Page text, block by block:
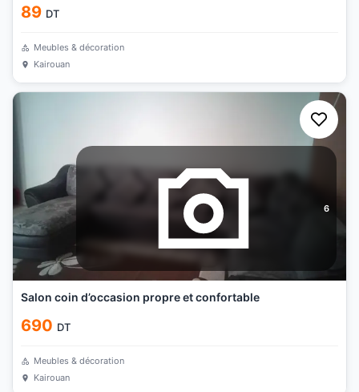
89 DT
Meubles & décoration
Kairouan
6
Salon coin d’occasion propre et confortable
690 DT
Meubles & décoration
Kairouan